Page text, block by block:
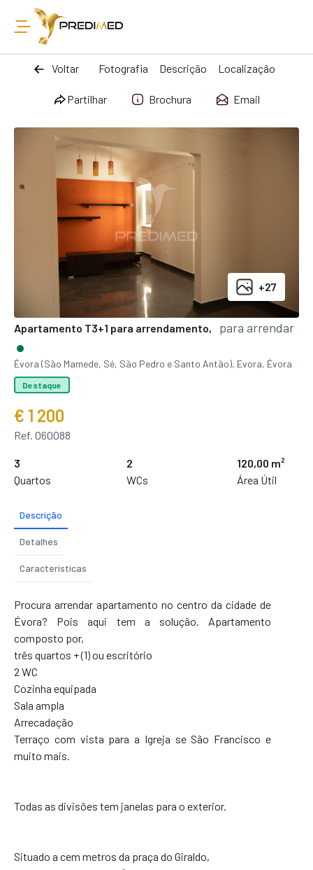
Voltar Fotografia Descrição Localização
Partilhar Brochura Email
+27
Apartamento T3+1 para arrendamento, para arrendar
Évora (São Mamede, Sé, São Pedro e Santo Antão), Evora, Évora
Destaque
€ 1 200
Ref. 060088
3
Quartos
2
WCs
120,00 m²
Área Útil
Descrição
Detalhes
Características
Procura arrendar apartamento no centro da cidade de
Évora? Pois aqui tem a solução. Apartamento
composto por,
três quartos + (1) ou escritório
2 WC
Cozinha equipada
Sala ampla
Arrecadação
Terraço com vista para a Igreja se São Francisco e
muito mais.
Todas as divisões tem janelas para o exterior.
Situado a cem metros da praça do Giraldo,